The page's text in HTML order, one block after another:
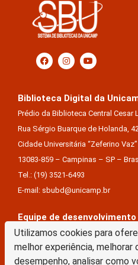
Utilizamos cookies para
melhor experiência, melhorar
desempenho, analisar como
Biblioteca Digital da
Prédio da Biblioteca Central Cesar
Rua Sérgio Buarque de Holanda,
Cidade Universitária “Zeferino
13083-859 – Campinas – SP –
Tel.: (19) 3521-6493
E-mail: sbubd@unicamp.br
Equipe de desenvolvimento
Keite Aparecida Duarte
Márcio Vinícius De Jesus Almeida
Saul Victor De Castro E Silva